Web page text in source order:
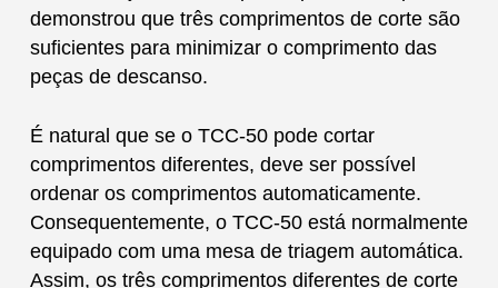
demonstrou que três comprimentos de corte são
suficientes para minimizar o comprimento das
peças de descanso.
É natural que se o TCC-50 pode cortar
comprimentos diferentes, deve ser possível
ordenar os comprimentos automaticamente.
Consequentemente, o TCC-50 está normalmente
equipado com uma mesa de triagem automática.
Assim, os três comprimentos diferentes de corte